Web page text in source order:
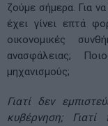
ζούμε σήμερα. Για
έχει γίνει επτά
οικονομικές
ανασφάλειας;
μηχανισμούς;
Γιατί δεν
κυβέρνηση;